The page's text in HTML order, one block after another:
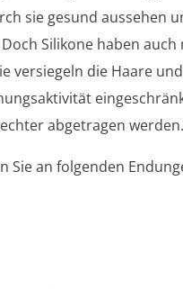
sie gesund aussehen
Silikone haben auch
versiegeln die Haare
abgetragen werden.
Sie an folgenden